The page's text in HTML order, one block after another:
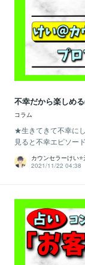
不幸だから楽しめ
コラム
★生きてきて不幸に
見ると不幸エピソー
カウンセラーけい
2021/11/22 04:38